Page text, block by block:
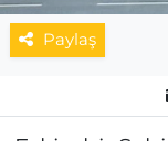
Paylaş